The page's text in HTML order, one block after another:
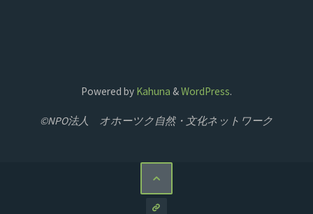
Powered by Kahuna &WordPress.
©NPO法人 オホーツク自然・文化ネットワーク